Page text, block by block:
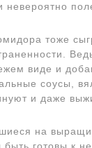
невероятно
тоже
виде и
соусы,
и даже
на